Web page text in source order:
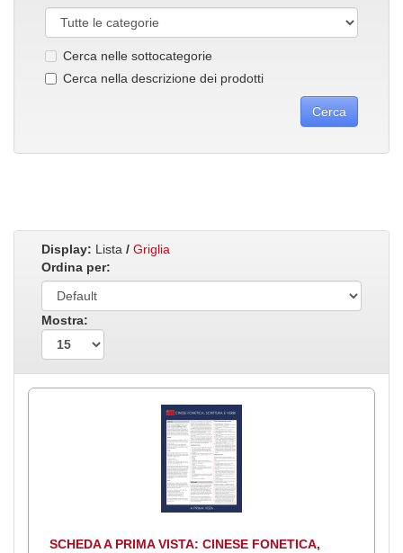
Cerca nelle sottocategorie
Cerca nella descrizione dei prodotti
Display: Lista / Griglia
Ordina per:
Mostra:
SCHEDA A PRIMA VISTA: CINESE FONETICA,